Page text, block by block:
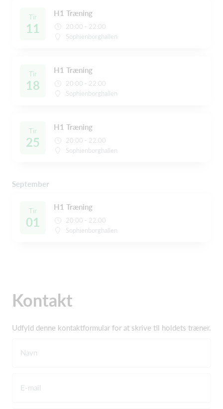
Tir
11
H1 Træning
20:00 - 22:00
Sophienborghallen
Tir
18
H1 Træning
20:00 - 22:00
Sophienborghallen
Tir
25
H1 Træning
20:00 - 22:00
Sophienborghallen
September
Tir
01
H1 Træning
20:00 - 22:00
Sophienborghallen
Kontakt
Udfyld denne kontaktformular for at skrive til holdets træner.
Navn
E-mail